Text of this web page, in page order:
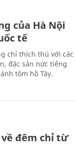
của Hà Nội
tế
chỉ thích thú với các
đặc sản nức tiếng
tôm hồ Tây.
về đêm chỉ từ